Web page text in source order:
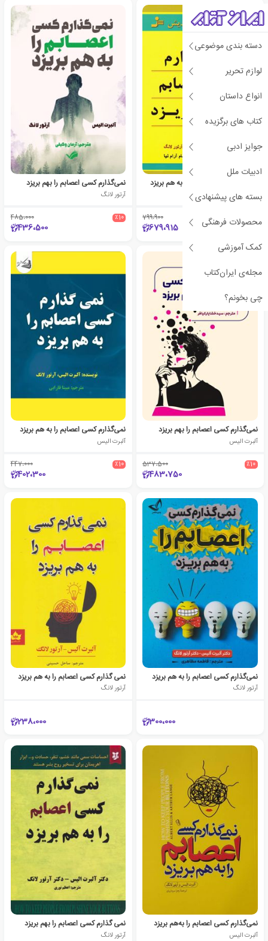
دسته بندی موضوعی
لوازم تحریر
انواع داستان
کتاب های برگزیده
جوایز ادبی
ادبیات ملل
بسته های پیشنهادی
محصولات فرهنگی
کمک آموزشی
مجله‌ی ایران‌کتاب
چی بخونم؟
نمی گذارم کسی اعصابم را به هم بریزد
آلبرت الیس
799،900
679،915
نمی‌گذارم کسی اعصابم را بهم بریزد
آرتور لانگ
٪10 485،000
436،500
نمی‌گذارم کسی اعصابم را بهم بریزد
آلبرت الیس
٪10 537،500
483،750
نمی‌گذارم کسی اعصابم را به هم بریزد
آلبرت الیس
٪10 447،000
402،300
نمی‌گذارم کسی اعصابم را به هم بریزد
آرتور لانگ
300،000
نمی گذارم کسی اعصابم را به هم بریزد
آرتور لانگ
238،000
نمی‌گذارم کسی اعصابم را به‌هم بریزد
آلبرت الیس
نمی گذارم کسی اعصابم را بهم بریزد
آرتور لانگ